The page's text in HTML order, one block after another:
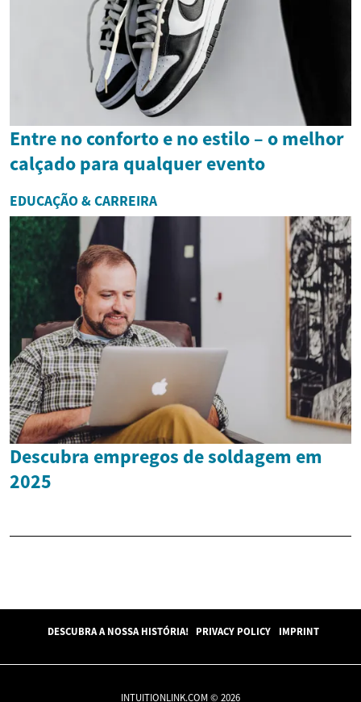
Entre no conforto e no estilo – o melhor
calçado para qualquer evento
EDUCAÇÃO & CARREIRA
Descubra empregos de soldagem em
2025
DESCUBRA A NOSSA HISTÓRIA! PRIVACY POLICY IMPRINT
INTUITIONLINK.COM © 2026